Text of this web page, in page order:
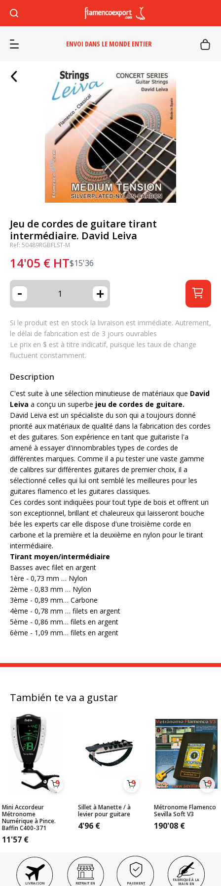
ENVOI DANS LE MONDE ENTIER
Jeu de cordes de guitare tirant
intermédiaire. David Leiva
Ref: 50489RGBFLST-M
14'05 € HT$15'36
- +
Si le produit est en stock la livraison est immédiate. Autrement,
le délai de fabrication est de 3 jours ouvrables
Le prix en $ est à titre indicatif, puisque les taux de change
fluctuent constamment.
Description
C'est suite à une sélection minutieuse de matériaux que David
Leiva a conçu un superbe jeu de cordes de guitare.
David Leiva est un spécialiste du son qui a toujours donné
priorité aux matériaux de qualité dans la fabrication des cordes
et des guitares. Son expérience en tant que guitariste l'a
amené à essayer d'innombrables types de cordes de
différentes marques. Comme il a pu tester une vaste gamme
de calibres sur différentes guitares de premier choix, il a
sélectionné celles qui lui ont semblé les meilleures pour les
guitares flamenco et les guitares classiques.
Ces cordes sont indiquées pour tout type de bois et offrent un
son exceptionnel, brillant et chaleureux qui laisseront bouche
bée les experts car elle dispose d'une troisième corde en
carbone et la première et la deuxième en nylon pour le tirant
intermédiaire.
Tirant moyen/intermédiaire
Basses avec filet en argent
1ère - 0,73 mm … Nylon
2ème - 0,83 mm … Nylon
3ème - 0,89 mm… Carbone
4ème - 0,78 mm … filets en argent
5ème - 0,86 mm… filets en argent
6ème - 1,09 mm… filets en argent
También te va a gustar
Mini Accordeur
Métronome
Numérique à Pince.
Baffin C400-371
11'57 €
Sillet à Manette / à
levier pour guitare
4'96 €
Métronome Flamenco
Sevilla Soft V3
190'08 €
LIVRAISON
RETRAIT EN
PAIEMENT
FABRIQUÉ À LA
MAIN EN